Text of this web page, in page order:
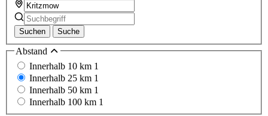
Suchen Suche
Abstand
Innerhalb 10 km 1
Innerhalb 25 km 1
Innerhalb 50 km 1
Innerhalb 100 km 1